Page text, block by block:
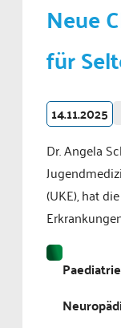
Neue
für
14.11.2025
Dr. Angela
(UKE), hat
Paediatrie